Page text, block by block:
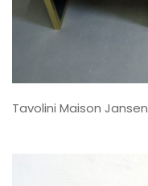
Tavolini Maison Jansen